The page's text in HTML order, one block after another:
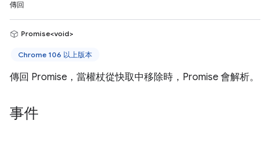
傳回
Promise<void>
Chrome 106 以上版本
傳回 Promise，當權杖從快取中移除時，Promise 會解析。
事件